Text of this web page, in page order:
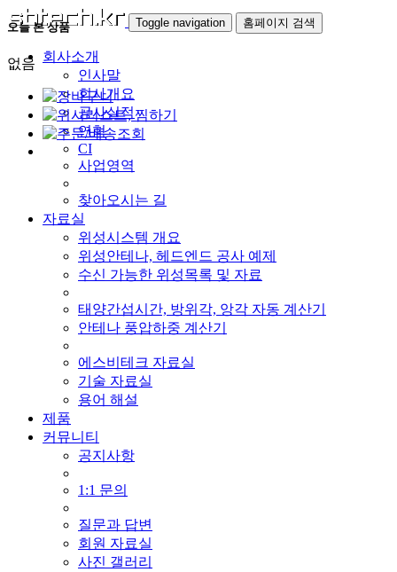
Toggle navigation 홈페이지 검색
회사소개
인사말
회사개요
공사실적
연혁
CI
사업영역
찾아오시는 길
자료실
위성시스템 개요
위성안테나, 헤드엔드 공사 예제
수신 가능한 위성목록 및 자료
태양간섭시간, 방위각, 앙각 자동 계산기
안테나 풍압하중 계산기
에스비테크 자료실
기술 자료실
용어 해설
제품
커뮤니티
공지사항
1:1 문의
질문과 답변
회원 자료실
사진 갤러리
오늘 본 상품
없음